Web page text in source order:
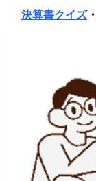
決算書クイズ・